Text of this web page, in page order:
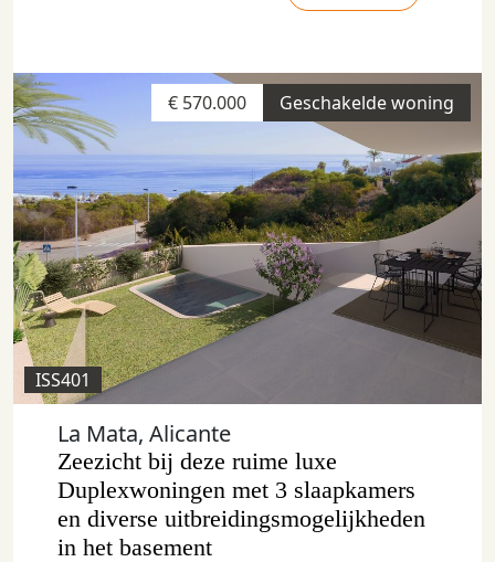
Geschakelde woning
€ 570.000
ISS401
La Mata, Alicante
Zeezicht bij deze ruime luxe
Duplexwoningen met 3 slaapkamers
en diverse uitbreidingsmogelijkheden
in het basement